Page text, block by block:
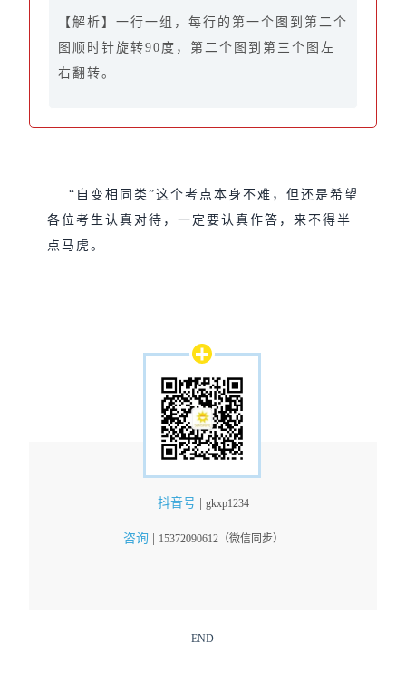
【解析】一行一组，每行的第一个图到第二个
图顺时针旋转90度，第二个图到第三个图左
右翻转。
“自变相同类”这个考点本身不难，但还是希望
各位考生认真对待，一定要认真作答，来不得半
点马虎。
抖音号 gkxp1234
咨询| 15372090612（微信同步）
END